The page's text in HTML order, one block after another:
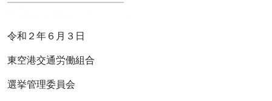
令和２年６月３日
東空港交通労働組合
選挙管理委員会